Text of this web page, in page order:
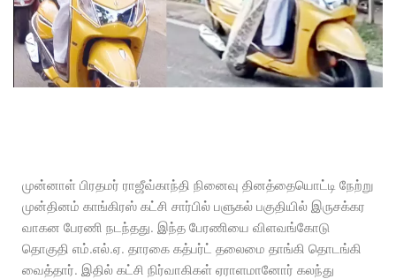
முன்னாள் பிரதமர் ராஜீவ்காந்தி நினைவு தினத்தையொட்டி நேற்று
முன்தினம் காங்கிரஸ் கட்சி சார்பில் பளுகல் பகுதியில் இருசக்கர
வாகன பேரணி நடந்தது. இந்த பேரணியை விளவங்கோடு
தொகுதி எம்.எல்.ஏ. தாரகை கத்பர்ட் தலைமை தாங்கி தொடங்கி
வைத்தார். இதில் கட்சி நிர்வாகிகள் ஏராளமானோர் கலந்து